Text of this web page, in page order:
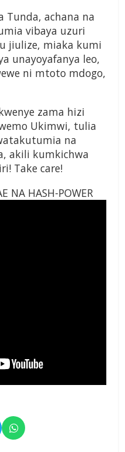
Tunda, achana na
vibaya uzuri
jiulize, miaka kumi
unayoyafanya leo,
ni mtoto mdogo,
zama hizi
Ukimwi, tulia
na
akili kumkichwa
Take care!
NA HASH-POWER